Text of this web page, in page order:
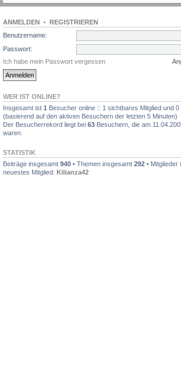
ANMELDEN • REGISTRIEREN
Benutzername:
Passwort:
Ich habe mein Passwort vergessen
WER IST ONLINE?
Insgesamt ist 1 Besucher online :: 1 sichtbares Mitglied und
(basierend auf den aktiven Besuchern der letzten 5 Minuten)
Der Besucherrekord liegt bei 63 Besuchern, die am
waren.
STATISTIK
Beiträge insgesamt 940 • Themen insgesamt 292 • Mitglieder
neuestes Mitglied: Kilianza42